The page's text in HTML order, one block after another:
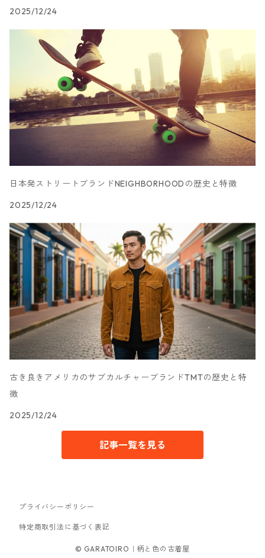
テレビスタンド
リビング収納
シェルフ
玄関収納
2025/12/24
日本発ストリートブランドNEIGHBORHOODの歴史と特徴
2025/12/24
古き良きアメリカのサブカルチャーブランドTMTの歴史と特
徴
2025/12/24
記事一覧を見る
プライバシーポリシー
特定商取引法に基づく表記
© GARATOIRO｜柄と色の古着屋